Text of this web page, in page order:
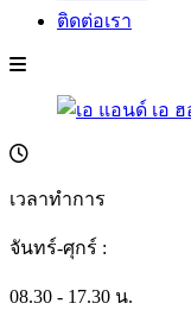
ติดต่อเรา
เวลาทำการ
จันทร์-ศุกร์ :
08.30 - 17.30 น.